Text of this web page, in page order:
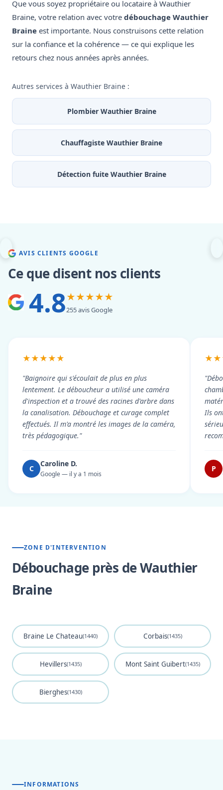
Que vous soyez propriétaire ou locataire à Wauthier
Braine, votre relation avec votre débouchage Wauthier
Braine est importante. Nous construisons cette relation
sur la confiance et la cohérence — ce qui explique les
retours chez nous années après années.
Autres services à Wauthier Braine :
Plombier Wauthier Braine
Chauffagiste Wauthier Braine
Détection fuite Wauthier Braine
AVIS CLIENTS GOOGLE
Ce que disent nos clients
4.8★★★★★
255 avis Google
★★★★★
"Baignoire qui s'écoulait de plus en plus
lentement. Le déboucheur a utilisé une caméra
d'inspection et a trouvé des racines d'arbre dans
la canalisation. Débouchage et curage complet
effectués. Il m'a montré les images de la caméra,
très pédagogique."
C
Caroline D.
Google — il y a 1 mois
Ils
P
ZONE D'INTERVENTION
Débouchage près de Wauthier
Braine
Braine Le Chateau(1440) Corbais(1435)
Hevillers(1435) Mont Saint Guibert(1435)
Bierghes(1430)
INFORMATIONS